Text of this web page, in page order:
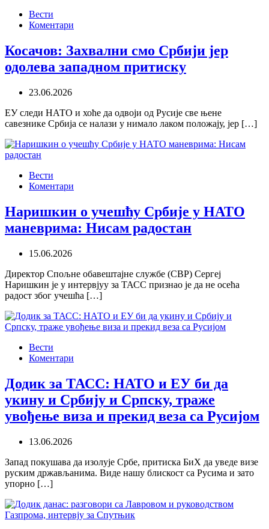
Вести
Коментари
Косачов: Захвални смо Србији јер
одолева западном притиску
23.06.2026
ЕУ следи НАТО и хоће да одвоји од Русије све њене
савезнике Србија се налази у нимало лаком положају, јер […]
Вести
Коментари
Наришкин о учешћу Србије у НАТО
маневрима: Нисам радостан
15.06.2026
Директор Спољне обавештајне службе (СВР) Сергеј
Наришкин је у интервјуу за ТАСС признао је да не осећа
радост због учешћа […]
Вести
Коментари
Додик за ТАСС: НАТО и ЕУ би да
укину и Србију и Српску, траже
увођење виза и прекид веза са Русијом
13.06.2026
Запад покушава да изолује Србе, притиска БиХ да уведе визе
руским држављанима. Виде нашу блискост са Русима и зато
упорно […]